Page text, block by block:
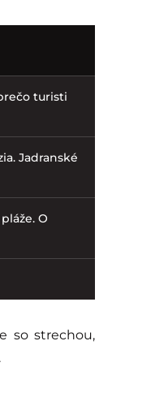
turisti
Jadranské
O
so strechou,